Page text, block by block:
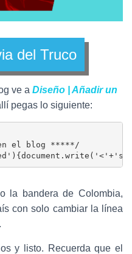
del Truco
ve a Diseño | Añadir un
pegas lo siguiente:
el blog *****/
la bandera de Colombia,
con solo cambiar la línea
y listo. Recuerda que el